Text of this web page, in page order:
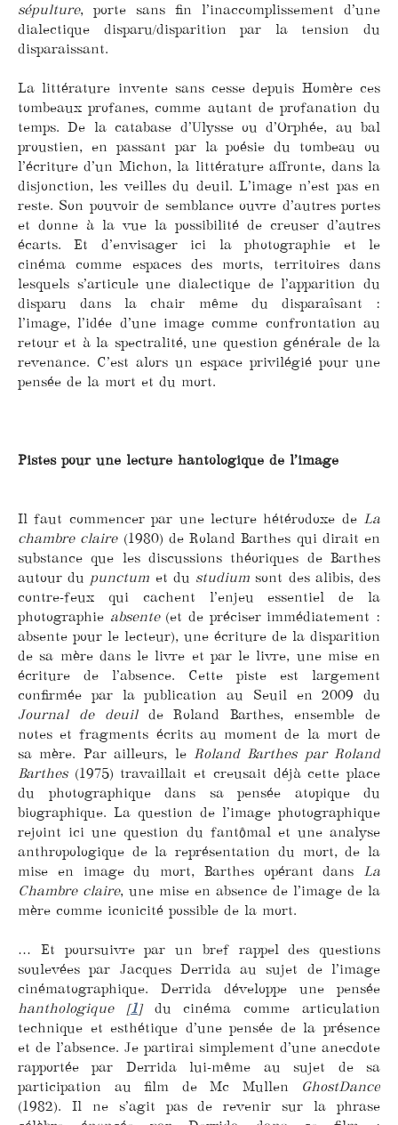
sépulture, porte sans fin l’inaccomplissement d’une
dialectique disparu/disparition par la tension du
disparaissant.
La littérature invente sans cesse depuis Homère ces
tombeaux profanes, comme autant de profanation du
temps. De la catabase d’Ulysse ou d’Orphée, au bal
proustien, en passant par la poésie du tombeau ou
l’écriture d’un Michon, la littérature affronte, dans la
disjonction, les veilles du deuil. L’image n’est pas en
reste. Son pouvoir de semblance ouvre d’autres portes
et donne à la vue la possibilité de creuser d’autres
écarts. Et d’envisager ici la photographie et le
cinéma comme espaces des morts, territoires dans
lesquels s’articule une dialectique de l’apparition du
disparu dans la chair même du disparaîsant :
l’image, l’idée d’une image comme confrontation au
retour et à la spectralité, une question générale de la
revenance. C’est alors un espace privilégié pour une
pensée de la mort et du mort.
Pistes pour une lecture hantologique de l’image
Il faut commencer par une lecture hétérodoxe de La
chambre claire(1980) de Roland Barthes qui dirait en
substance que les discussions théoriques de Barthes
autour du punctum et du studium sont des alibis, des
contre-feux qui cachent l’enjeu essentiel de la
photographie absente(et de préciser immédiatement :
absente pour le lecteur), une écriture de la disparition
de sa mère dans le livre et par le livre, une mise en
écriture de l’absence. Cette piste est largement
confirmée par la publication au Seuil en 2009 du
Journal de deuilde Roland Barthes, ensemble de
notes et fragments écrits au moment de la mort de
sa mère. Par ailleurs, le Roland Barthes par Roland
Barthes(1975) travaillait et creusait déjà cette place
du photographique dans sa pensée atopique du
biographique. La question de l’image photographique
rejoint ici une question du fantômal et une analyse
anthropologique de la représentation du mort, de la
mise en image du mort, Barthes opérant dans La
Chambre claire, une mise en absence de l’image de la
mère comme iconicité possible de la mort.
… Et poursuivre par un bref rappel des questions
soulevées par Jacques Derrida au sujet de l’image
cinématographique. Derrida développe une pensée
hanthologique[1]du cinéma comme articulation
technique et esthétique d’une pensée de la présence
et de l’absence. Je partirai simplement d’une anecdote
rapportée par Derrida lui-même au sujet de sa
participation au film de Mc Mullen
GhostDance
(1982). Il ne s’agit pas de revenir sur la phrase